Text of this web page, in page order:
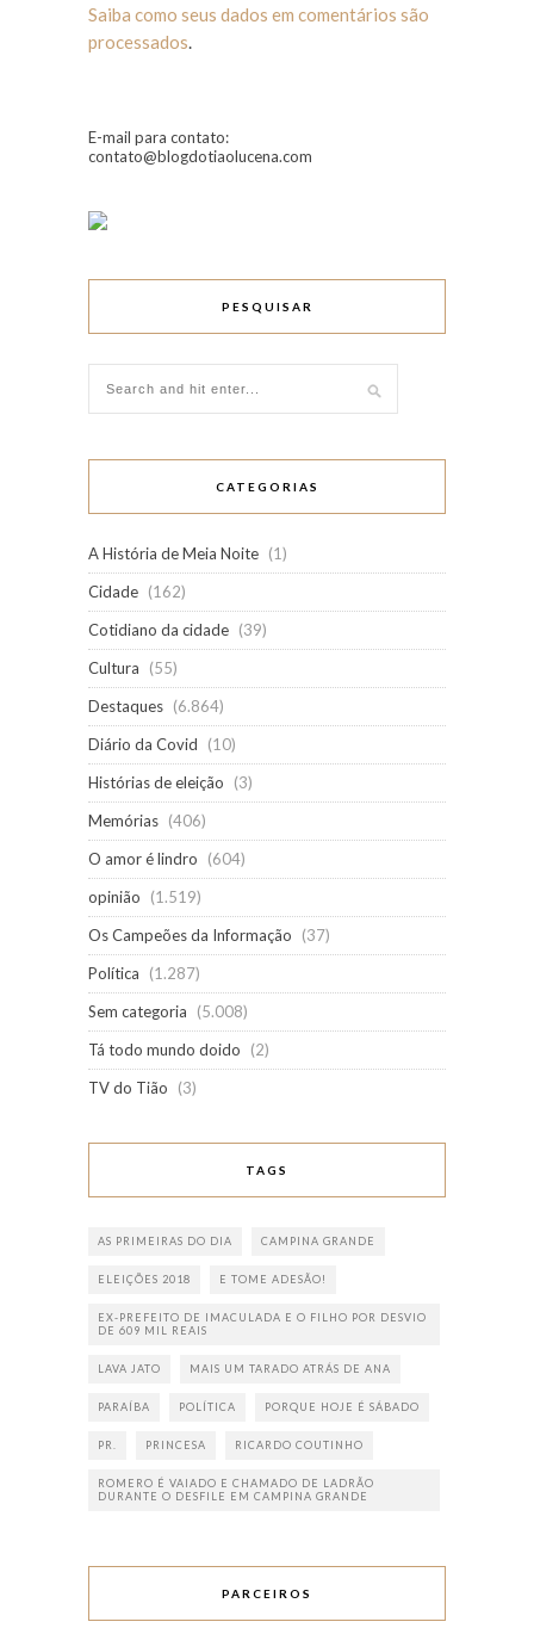
Saiba como seus dados em comentários são
processados.
E-mail para contato:
contato@blogdotiaolucena.com
PESQUISAR
CATEGORIAS
A História de Meia Noite (1)
Cidade (162)
Cotidiano da cidade (39)
Cultura
(55)
Destaques (6.864)
Diário da Covid
(10)
Histórias de eleição
(3)
Memórias (406)
O amor é lindro
(604)
opinião
(1.519)
Os Campeões da Informação
(37)
Política
(1.287)
Sem categoria
(5.008)
Tá todo mundo doido
(2)
TV do Tião
(3)
TAGS
AS PRIMEIRAS DO DIA CAMPINA GRANDE
ELEIÇÕES 2018 E TOME ADESÃO!
EX-PREFEITO DE IMACULADA E O FILHO POR DESVIO
DE 609 MIL REAIS
LAVA JATO MAIS UM TARADO ATRÁS DE ANA
PARAÍBA POLÍTICA PORQUE HOJE É SÁBADO
PR. PRINCESA RICARDO COUTINHO
ROMERO É VAIADO E CHAMADO DE LADRÃO
DURANTE O DESFILE EM CAMPINA GRANDE
PARCEIROS